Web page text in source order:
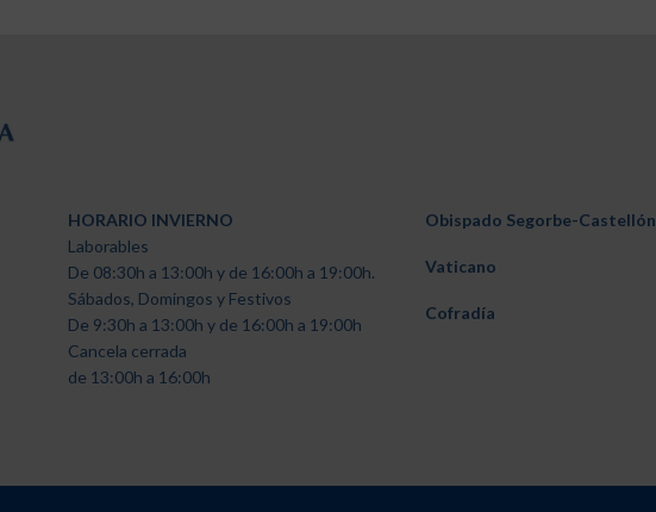
HORARIO INVIERNO
Laborables
De 08:30h a 13:00h y de 16:00h a 19:00h.
Sábados, Domingos y Festivos
De 9:30h a 13:00h y de 16:00h a 19:00h
Cancela cerrada
de 13:00h a 16:00h
Obispado Segorbe-Castellón
Vaticano
Cofradía